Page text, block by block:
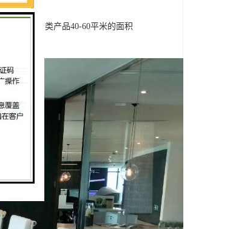
市场上同类产品40-60平米的面积